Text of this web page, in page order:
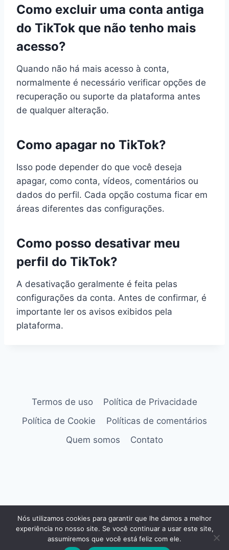
Como excluir uma conta antiga
do TikTok que não tenho mais
acesso?
Quando não há mais acesso à conta,
normalmente é necessário verificar opções de
recuperação ou suporte da plataforma antes
de qualquer alteração.
Como apagar no TikTok?
Isso pode depender do que você deseja
apagar, como conta, vídeos, comentários ou
dados do perfil. Cada opção costuma ficar em
áreas diferentes das configurações.
Como posso desativar meu
perfil do TikTok?
A desativação geralmente é feita pelas
configurações da conta. Antes de confirmar, é
importante ler os avisos exibidos pela
plataforma.
Termos de uso
Política de Privacidade
Política de Cookie
Políticas de comentários
Quem somos
Contato
entretenimento, tecnologia e aplicativos do
mundo.
Nós utilizamos cookies para garantir que lhe damos a melhor
experiência no nosso site. Se você continuar a usar este site,
assumiremos que você está feliz com ele.